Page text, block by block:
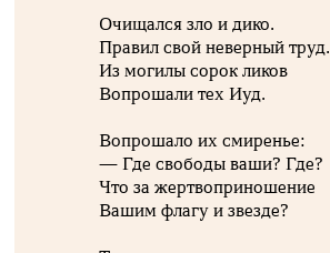
Очищался зло и дико.
Правил свой неверный труд.
Из могилы сорок ликов
Вопрошали тех Иуд.
Вопрошало их смиренье:
— Где свободы ваши? Где?
Что за жертвоприношение
Вашим флагу и звезде?